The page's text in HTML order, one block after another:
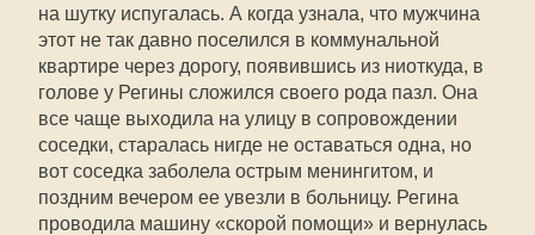
на шутку испугалась. А когда узнала, что мужчина
этот не так давно поселился в коммунальной
квартире через дорогу, появившись из ниоткуда, в
голове у Регины сложился своего рода пазл. Она
все чаще выходила на улицу в сопровождении
соседки, старалась нигде не оставаться одна, но
вот соседка заболела острым менингитом, и
поздним вечером ее увезли в больницу. Регина
проводила машину «скорой помощи» и вернулась